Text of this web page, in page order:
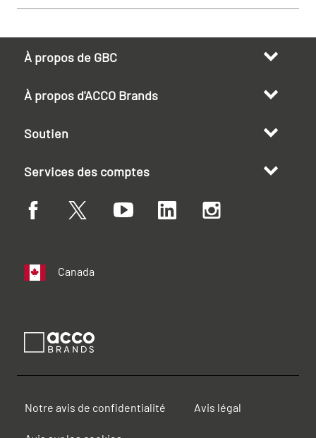
À propos de GBC
À propos d'ACCO Brands
Soutien
Services des comptes
Canada
Notre avis de confidentialité Avis légal